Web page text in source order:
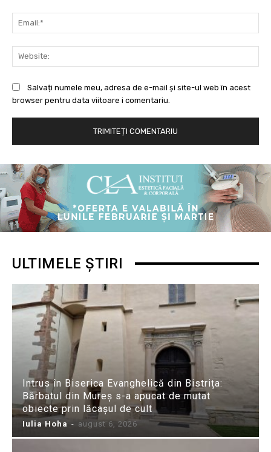
Salvați numele meu, adresa de e-mail și site-ul web în acest
browser pentru data viitoare i comentariu.
ULTIMELE ȘTIRI
Intrus în Biserica Evanghelică din Bistrița:
Bărbatul din Mureș s-a apucat de mutat
obiecte prin lăcașul de cult
Iulia Hoha - august 6, 2026